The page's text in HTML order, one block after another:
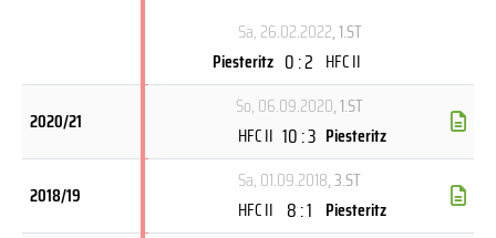
Sa, 26.02.2022, 1.ST
Piesteritz 0 : 2 HFC II
2020/21
So, 06.09.2020, 1.ST
HFC II 10 : 3 Piesteritz
2018/19
Sa, 01.09.2018, 3.ST
HFC II 8 : 1 Piesteritz